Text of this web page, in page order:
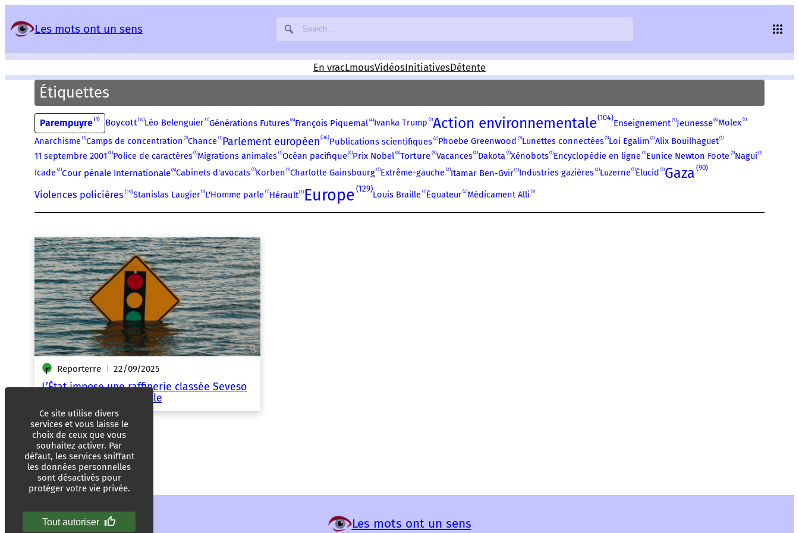
Les mots ont un sens
En vracLmousVidéosInitiativesDétente
Étiquettes
Parempuyre 1 Boycott 10 Léo Belenguier 1 Générations Futures 6 François Piquemal 4 Ivanka Trump 1 Action environnementale 104 Enseignement 5 Jeunesse 8 Molex 1
Anarchisme 1 Camps de concentration 1 Chance 1 Parlement européen 36 Publications scientifiques 3 Phoebe Greenwood 1 Lunettes connectées 1 Loi Egalim 2 Alix Bouilhaguet 1
11 septembre 2001 3 Police de caractères 1 Migrations animales 1 Océan pacifique 6 Prix Nobel 6 Torture 9 Vacances 2 Dakota 1 Xénobots 1 Encyclopédie en ligne 1 Eunice Newton Foote 1 Nagui 1
Icade 2 Cour pénale Internationale 8 Cabinets d'avocats 1 Korben 1 Charlotte Gainsbourg 1 Extrême-gauche 2 Itamar Ben-Gvir 3 Industries gazières 2 Luzerne 1 Élucid 1 Gaza 90
Violences policières 19 Stanislas Laugier 1 L'Homme parle 1 Hérault 3 Europe 129
Louis Braille 1 Équateur 2 Médicament Alli 1
Reporterre 22/09/2025
L’État impose une raffinerie classée Seveso
dans une zone inondable
Les mots ont un sens
Panneau de gestion des services
Ce site utilise divers
services et vous laisse le
choix de ceux que vous
souhaitez activer. Par
défaut, les services sniffant
les données personnelles
sont désactivés pour
protéger votre vie privée.
Tout autoriser